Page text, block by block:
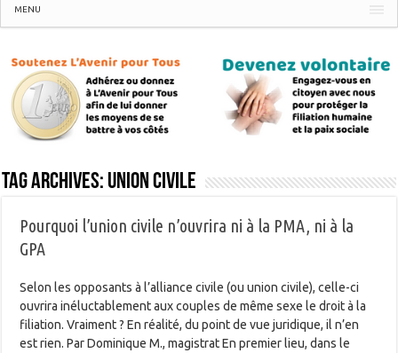
MENU
Tag Archives: union civile
Pourquoi l’union civile n’ouvrira ni à la PMA, ni à la
GPA
Selon les opposants à l’alliance civile (ou union civile), celle-ci
ouvrira inéluctablement aux couples de même sexe le droit à la
filiation. Vraiment ? En réalité, du point de vue juridique, il n’en
est rien. Par Dominique M., magistrat En premier lieu, dans le